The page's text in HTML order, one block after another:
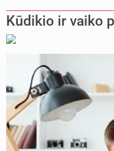
Kūdikio ir vaiko